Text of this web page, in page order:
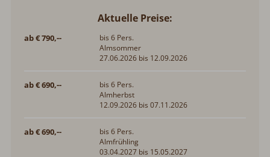
Aktuelle Preise:
ab € 790,--
bis 6 Pers.
Almsommer
27.06.2026 bis 12.09.2026
ab € 690,--
bis 6 Pers.
Almherbst
12.09.2026 bis 07.11.2026
ab € 690,--
bis 6 Pers.
Almfrühling
03.04.2027 bis 15.05.2027